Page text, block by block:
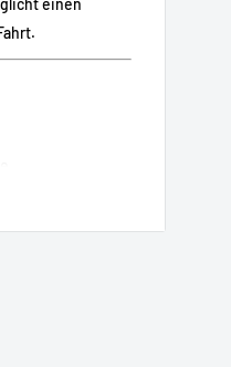
einen
oder zu